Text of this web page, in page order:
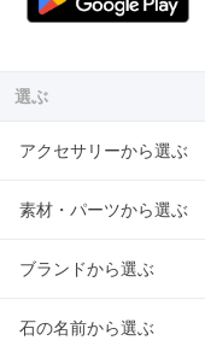
選ぶ
アクセサリーから選ぶ
素材・パーツから選ぶ
ブランドから選ぶ
石の名前から選ぶ